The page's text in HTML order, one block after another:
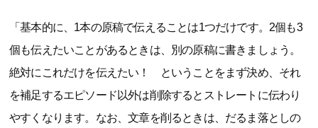
「基本的に、1本の原稿で伝えることは1つだけです。2個も3
個も伝えたいことがあるときは、別の原稿に書きましょう。
絶対にこれだけを伝えたい！ ということをまず決め、それ
を補足するエピソード以外は削除するとストレートに伝わり
やすくなります。なお、文章を削るときは、だるま落としの